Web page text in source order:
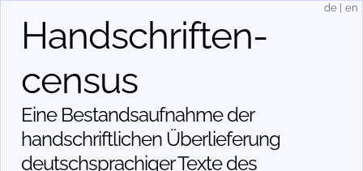
Handschriften­
census
Eine Bestandsaufnahme der
handschriftlichen Über­lieferung
deutschsprachiger Texte des
de en